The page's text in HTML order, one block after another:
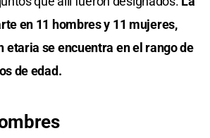
en 11 hombres y 11 mujeres,
etaria se encuentra en el rango de
de edad.